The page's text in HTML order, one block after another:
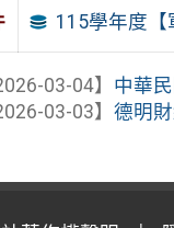
115學年度
03-04】 中華
03-03】德明